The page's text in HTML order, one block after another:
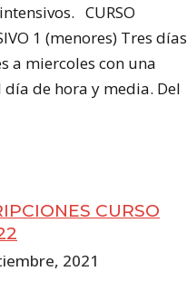
CURSO
1 (menores) Tres días
a miercoles con una
día de hora y media. Del
CURSO
2021